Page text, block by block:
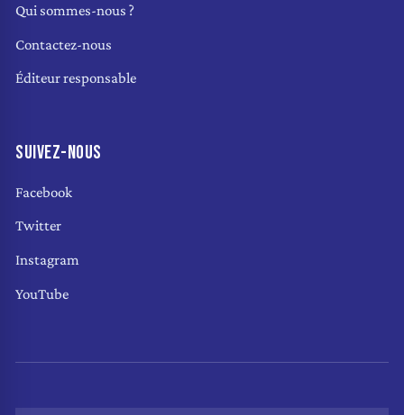
Qui sommes-nous ?
Contactez-nous
Éditeur responsable
SUIVEZ-NOUS
Facebook
Twitter
Instagram
YouTube